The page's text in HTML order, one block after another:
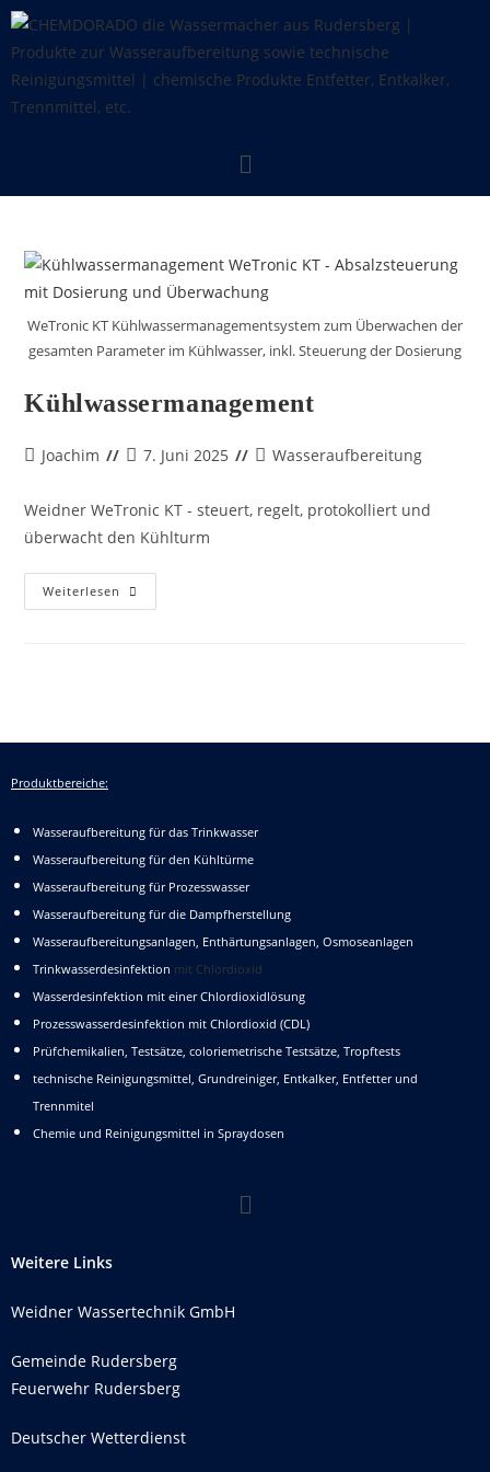
WeTronic KT Kühlwassermanagementsystem zum Überwachen der
gesamten Parameter im Kühlwasser, inkl. Steuerung der Dosierung
Kühlwassermanagement
Joachim 7. Juni 2025 Wasseraufbereitung
Weidner WeTronic KT - steuert, regelt, protokolliert und
überwacht den Kühlturm
Weiterlesen
Produktbereiche:
Wasseraufbereitung für das Trinkwasser
Wasseraufbereitung für den Kühltürme
Wasseraufbereitung für Prozesswasser
Wasseraufbereitung für die Dampfherstellung
Wasseraufbereitungsanlagen, Enthärtungsanlagen, Osmoseanlagen
Trinkwasserdesinfektion mit Chlordioxid
Wasserdesinfektion mit einer Chlordioxidlösung
Prozesswasserdesinfektion mit Chlordioxid (CDL)
Prüfchemikalien, Testsätze, coloriemetrische Testsätze, Tropftests
technische Reinigungsmittel, Grundreiniger, Entkalker, Entfetter und
Trennmitel
Chemie und Reinigungsmittel in Spraydosen
Weitere Links
Weidner Wassertechnik GmbH
Gemeinde Rudersberg
Feuerwehr Rudersberg
Deutscher Wetterdienst